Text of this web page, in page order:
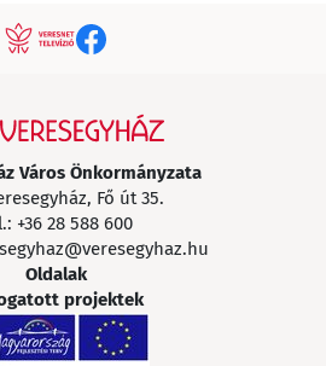
Város Önkormányzata
Fő út 35.
+36 28 588 600
Oldalak
projektek